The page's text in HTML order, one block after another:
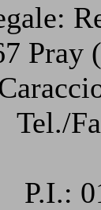
Pray
Tel./
P.I.: